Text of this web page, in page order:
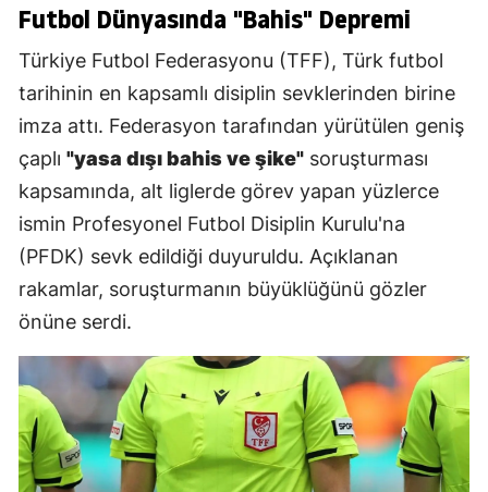
Futbol Dünyasında "Bahis" Depremi
Türkiye Futbol Federasyonu (TFF), Türk futbol
tarihinin en kapsamlı disiplin sevklerinden birine
imza attı. Federasyon tarafından yürütülen geniş
çaplı "yasa dışı bahis ve şike" soruşturması
kapsamında, alt liglerde görev yapan yüzlerce
ismin Profesyonel Futbol Disiplin Kurulu'na
(PFDK) sevk edildiği duyuruldu. Açıklanan
rakamlar, soruşturmanın büyüklüğünü gözler
önüne serdi.